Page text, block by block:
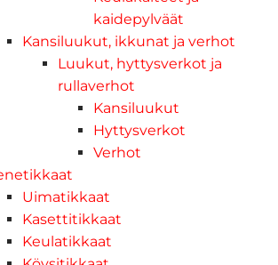
kaidepylväät
Kansiluukut, ikkunat ja verhot
Luukut, hyttysverkot ja
rullaverhot
Kansiluukut
Hyttysverkot
Verhot
Uimatikkaat
Kasettitikkaat
Keulatikkaat